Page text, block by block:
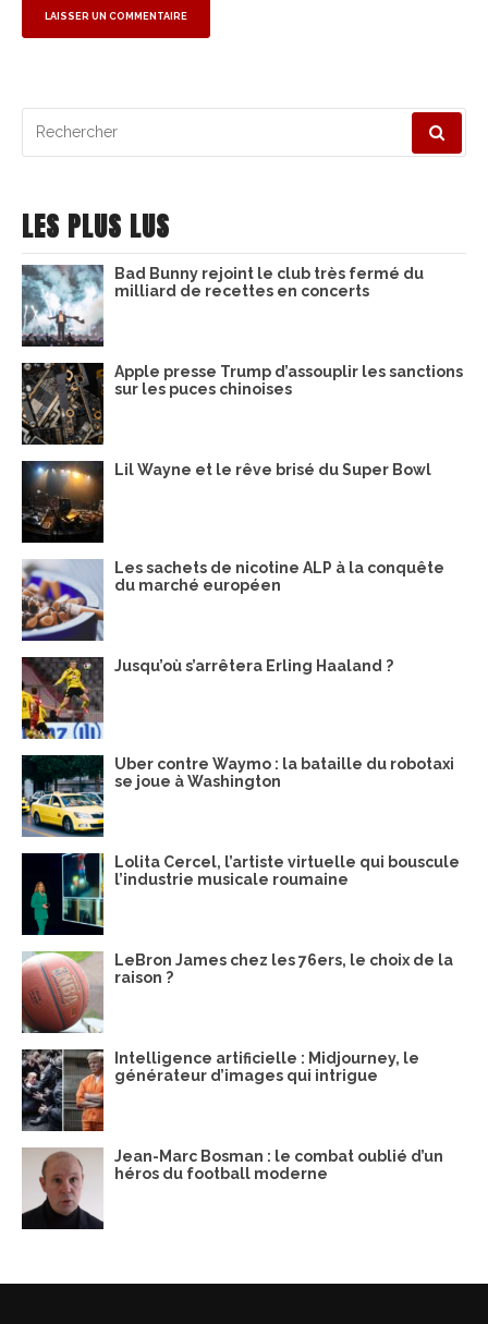
pour
LES PLUS LUS
Bad Bunny rejoint le club très fermé du
milliard de recettes en concerts
Apple presse Trump d’assouplir les sanctions
sur les puces chinoises
Lil Wayne et le rêve brisé du Super Bowl
Les sachets de nicotine ALP à la conquête
du marché européen
Jusqu’où s’arrêtera Erling Haaland ?
Uber contre Waymo : la bataille du robotaxi
se joue à Washington
Lolita Cercel, l’artiste virtuelle qui bouscule
l’industrie musicale roumaine
LeBron James chez les 76ers, le choix de la
raison ?
Intelligence artificielle : Midjourney, le
générateur d’images qui intrigue
Jean-Marc Bosman : le combat oublié d’un
héros du football moderne